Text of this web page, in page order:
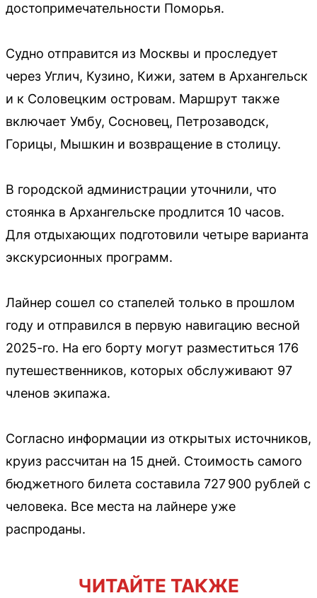
достопримечательности Поморья.
Судно отправится из Москвы и проследует
через Углич, Кузино, Кижи, затем в Архангельск
и к Соловецким островам. Маршрут также
включает Умбу, Сосновец, Петрозаводск,
Горицы, Мышкин и возвращение в столицу.
В городской администрации уточнили, что
стоянка в Архангельске продлится 10 часов.
Для отдыхающих подготовили четыре варианта
экскурсионных программ.
Лайнер сошел со стапелей только в прошлом
году и отправился в первую навигацию весной
2025-го. На его борту могут разместиться 176
путешественников, которых обслуживают 97
членов экипажа.
Согласно информации из открытых источников,
круиз рассчитан на 15 дней. Стоимость самого
бюджетного билета составила 727 900 рублей с
человека. Все места на лайнере уже
распроданы.
ЧИТАЙТЕ ТАКЖЕ